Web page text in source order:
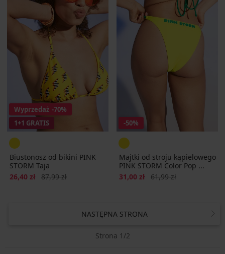
Wyprzedaż -70%
1+1 GRATIS
Biustonosz od bikini PINK
STORM Taja
Zniżka
26,40 zł Pierwotna cena
87,99 zł
-50%
Majtki od stroju kąpielowego
PINK STORM Color Pop ...
Zniżka
31,00 zł Pierwotna cena
61,99 zł
NASTĘPNA STRONA
Strona 1/2